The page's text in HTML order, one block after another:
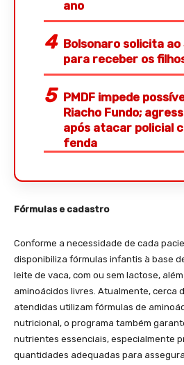
ano
Bolsonaro solicita
para receber os
PMDF impede
Riacho Fundo;
após atacar policial
fenda
Fórmulas e cadastro
Conforme a necessidade de cada
disponibiliza fórmulas infantis à base
leite de vaca, com ou sem lactose,
aminoácidos livres. Atualmente, cerca
atendidas utilizam fórmulas de
nutricional, o programa também
nutrientes essenciais, especialmente
quantidades adequadas para